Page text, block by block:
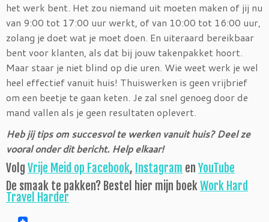
het werk bent. Het zou niemand uit moeten maken of jij nu
van 9:00 tot 17:00 uur werkt, of van 10:00 tot 16:00 uur,
zolang je doet wat je moet doen. En uiteraard bereikbaar
bent voor klanten, als dat bij jouw takenpakket hoort.
Maar staar je niet blind op die uren. Wie weet werk je wel
heel effectief vanuit huis! Thuiswerken is geen vrijbrief
om een beetje te gaan keten. Je zal snel genoeg door de
mand vallen als je geen resultaten oplevert.
Heb jij tips om succesvol te werken vanuit huis? Deel ze
vooral onder dit bericht. Help elkaar!
Volg Vrije Meid op Facebook, Instagram en YouTube
De smaak te pakken? Bestel hier mijn boekWork Hard
Travel Harder